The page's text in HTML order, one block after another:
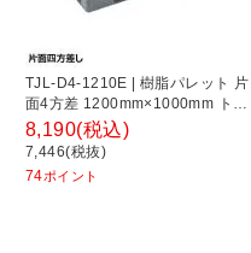
TJL-D4-1210E | 樹脂パレット 片
面4方差 1200mm×1000mm トラ
スコ中山 (TRUSCO)
8,190(税込)
7,446(税抜)
74ポイント